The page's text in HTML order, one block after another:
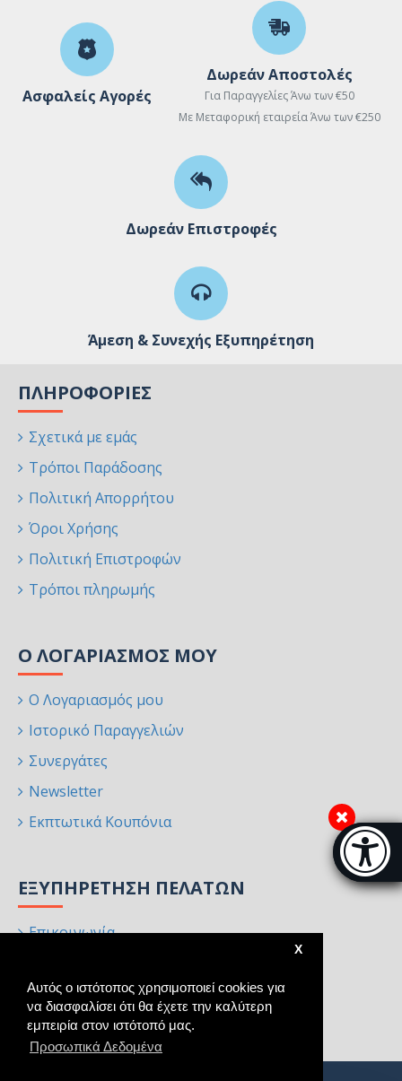
Αυτός ο ιστότοπος χρησιμοποιεί cookies για
να διασφαλίσει ότι θα έχετε την καλύτερη
εμπειρία στον ιστότοπό μας.
Προσωπικά Δεδομένα
X
Μπάρα
Ασφαλείς Αγορές
Δωρεάν Αποστολές
Για Παραγγελίες Άνω των €50
Με Μεταφορική εταιρεία Άνω των €250
Δωρεάν Επιστροφές
Άμεση & Συνεχής Εξυπηρέτηση
ΠΛΗΡΟΦΟΡΊΕΣ
Σχετικά με εμάς
Τρόποι Παράδοσης
Πολιτική Απορρήτου
Όροι Χρήσης
Πολιτική Επιστροφών
Τρόποι πληρωμής
Ο ΛΟΓΑΡΙΑΣΜΌΣ ΜΟΥ
Ο Λογαριασμός μου
Ιστορικό Παραγγελιών
Συνεργάτες
Newsletter
Εκπτωτικά Κουπόνια
ΕΞΥΠΗΡΈΤΗΣΗ ΠΕΛΑΤΏΝ
Επικοινωνία
Χάρτης Ιστότοπου
Κατασκευαστές